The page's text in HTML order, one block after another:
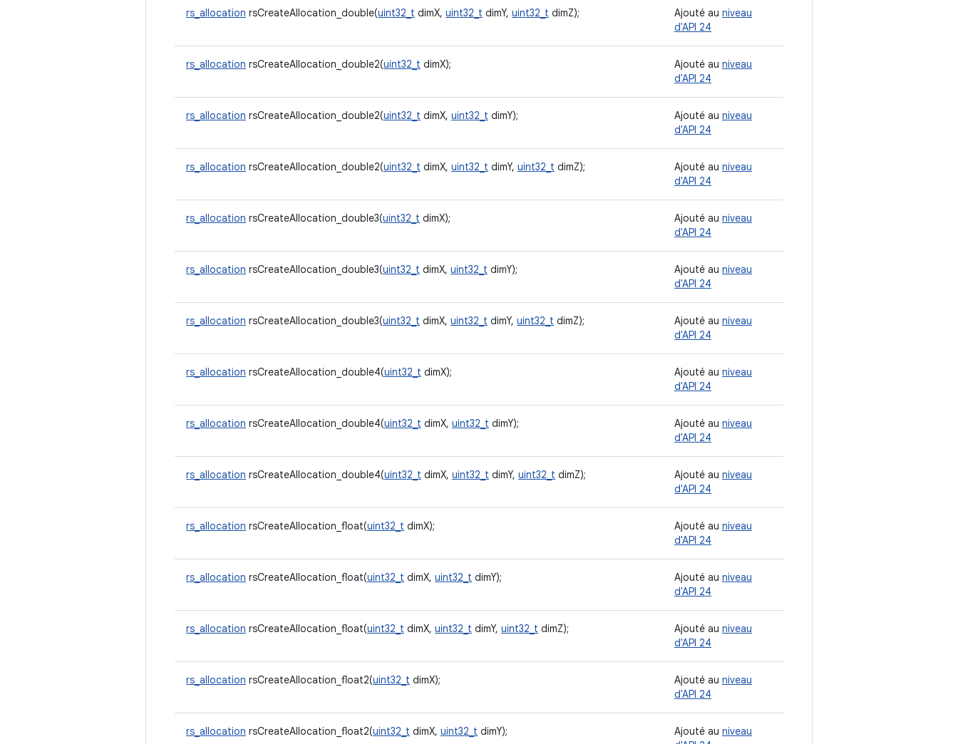
rs_allocation rsCreateAllocation_double(uint32_t dimX, uint32_t dimY, uint32_t dimZ); Ajouté au niveau
d'API 24
rs_allocation rsCreateAllocation_double2(uint32_t dimX); Ajouté au niveau
d'API 24
rs_allocation rsCreateAllocation_double2(uint32_t dimX, uint32_t dimY); Ajouté au niveau
d'API 24
rs_allocation rsCreateAllocation_double2(uint32_t dimX, uint32_t dimY, uint32_t dimZ); Ajouté au niveau
d'API 24
rs_allocation rsCreateAllocation_double3(uint32_t dimX); Ajouté au niveau
d'API 24
rs_allocation rsCreateAllocation_double3(uint32_t dimX, uint32_t dimY); Ajouté au niveau
d'API 24
rs_allocation rsCreateAllocation_double3(uint32_t dimX, uint32_t dimY, uint32_t dimZ); Ajouté au niveau
d'API 24
rs_allocation rsCreateAllocation_double4(uint32_t dimX); Ajouté au niveau
d'API 24
rs_allocation rsCreateAllocation_double4(uint32_t dimX, uint32_t dimY); Ajouté au niveau
d'API 24
rs_allocation rsCreateAllocation_double4(uint32_t dimX, uint32_t dimY, uint32_t dimZ); Ajouté au niveau
d'API 24
rs_allocation rsCreateAllocation_float(uint32_t dimX); Ajouté au niveau
d'API 24
rs_allocation rsCreateAllocation_float(uint32_t dimX, uint32_t dimY); Ajouté au niveau
d'API 24
rs_allocation rsCreateAllocation_float(uint32_t dimX, uint32_t dimY, uint32_t dimZ); Ajouté au niveau
d'API 24
rs_allocation rsCreateAllocation_float2(uint32_t dimX); Ajouté au niveau
d'API 24
rs_allocation rsCreateAllocation_float2(uint32_t dimX, uint32_t dimY); Ajouté au niveau